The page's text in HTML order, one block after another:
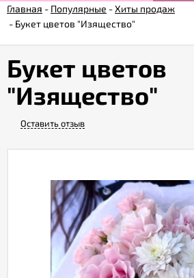
Возврат
Гарантии
Акции
оформить
Главная - Популярные -Хиты продаж
- Букет цветов "Изящество"
Букет цветов
"Изящество"
Оставить отзыв